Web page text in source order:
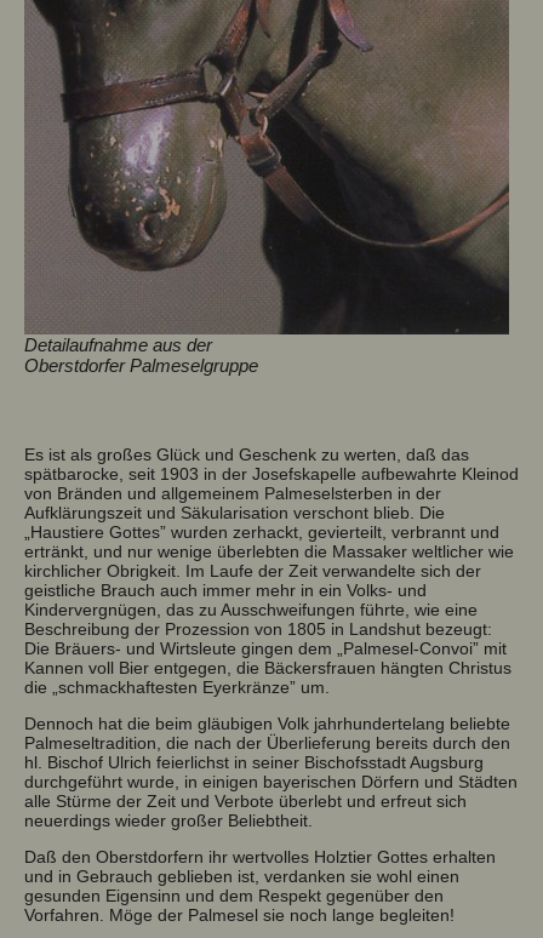
Detailaufnahme aus der
Oberstdorfer Palmeselgruppe
Es ist als großes Glück und Geschenk zu werten, daß das
spätbarocke, seit 1903 in der Josefskapelle aufbewahrte Kleinod
von Bränden und allgemeinem Palmeselsterben in der
Aufklärungszeit und Säkularisation verschont blieb. Die
„Haustiere Gottes” wurden zerhackt, gevierteilt, verbrannt und
ertränkt, und nur wenige überlebten die Massaker weltlicher wie
kirchlicher Obrigkeit. Im Laufe der Zeit verwandelte sich der
geistliche Brauch auch immer mehr in ein Volks- und
Kindervergnügen, das zu Ausschweifungen führte, wie eine
Beschreibung der Prozession von 1805 in Landshut bezeugt:
Die Bräuers- und Wirtsleute gingen dem „Palmesel-Convoi” mit
Kannen voll Bier entgegen, die Bäckersfrauen hängten Christus
die „schmackhaftesten Eyerkränze” um.
Dennoch hat die beim gläubigen Volk jahrhundertelang beliebte
Palmeseltradition, die nach der Überlieferung bereits durch den
hl. Bischof Ulrich feierlichst in seiner Bischofsstadt Augsburg
durchgeführt wurde, in einigen bayerischen Dörfern und Städten
alle Stürme der Zeit und Verbote überlebt und erfreut sich
neuerdings wieder großer Beliebtheit.
Daß den Oberstdorfern ihr wertvolles Holztier Gottes erhalten
und in Gebrauch geblieben ist, verdanken sie wohl einen
gesunden Eigensinn und dem Respekt gegenüber den
Vorfahren. Möge der Palmesel sie noch lange begleiten!